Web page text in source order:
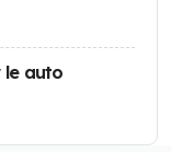
le auto